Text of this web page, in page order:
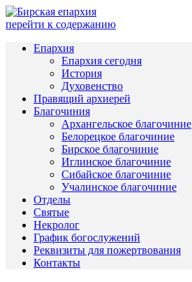
перейти к содержанию
Епархия
Епархия сегодня
История
Духовенство
Правящий архиерей
Благочиния
Архангельское благочиние
Белорецкое благочиние
Бирское благочиние
Иглинское благочиние
Сибайское благочиние
Учалинское благочиние
Отделы
Святые
Некролог
График богослужений
Реквизиты для пожертвования
Контакты